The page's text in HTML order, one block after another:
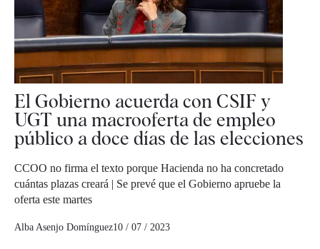
El Gobierno acuerda con CSIF y
UGT una macrooferta de empleo
público a doce días de las elecciones
CCOO no firma el texto porque Hacienda no ha concretado
cuántas plazas creará | Se prevé que el Gobierno apruebe la
oferta este martes
Alba Asenjo Domínguez10 / 07 / 2023